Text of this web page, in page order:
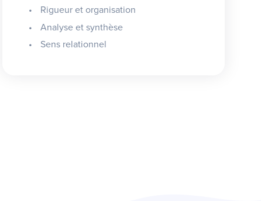
Rigueur et organisation
Analyse et synthèse
Sens relationnel